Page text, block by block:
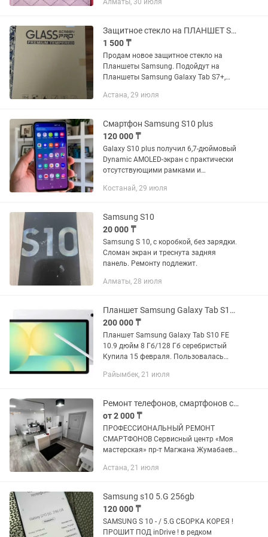
Алматы, 30 июля
Защитное стекло на ПЛАНШЕТ Samsung Galaxy Tab S7, S8,S9,S10
1 500 ₸
Продам новое защитное стекло на
Планшеты Samsung. Подойдут на
Планшеты Samsung Galaxy Tab S7+,
PRO premium tempered в упаковке, одна
Астана, 29 июля
Смартфон Samsung S10 plus
120 000 ₸
Galaxy S10 plus получил 6,7-дюймовый
Dynamic AMOLED-экран с практически
отсутствующими рамками и
составляет 3040 x 1440 пикселей,
Костанай, 29 июля
Samsung S10
20 000 ₸
Samsung S 10, с коробкой, без зарядки.
Сломан экран и треснута задняя
панель. Ремонту подлежит.
Алматы, 28 июля
Планшет Samsung Galaxy Tab S10 FE
200 000 ₸
Планшет Samsung Galaxy Tab S10 FE
10.9 дюйм 8 Гб/128 Гб серебристый
Купила 15 февраля. Пользовалась
валялся в полке Без трещин и царапин
Райымбек, 21 июля
Ремонт телефонов, смартфонов с гарантией
от 2 000 ₸
ПРОФЕССИОНАЛЬНЫЙ РЕМОНТ
СМАРТФОНОВ Сервисный центр «Моя
мастерская» пр-т Магжана Жумабаева,
Замена экрана / дисплея / стекла •
Астана, 21 июля
Samsung s10 5.G 256gb
120 000 ₸
SAMSUNG S 10 - / 5.G СБОРКА КОРЕЯ !
ПРОШИТ ПОД inDrive ! в редком